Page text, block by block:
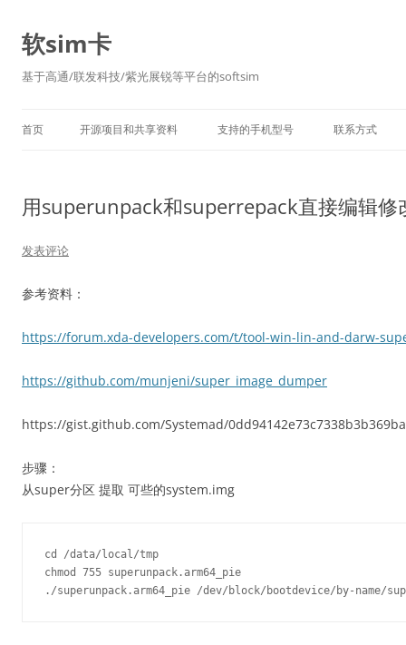
软sim卡
基于高通/联发科技/紫光展锐等平台的softsim
首页 开源项目和共享资料 支持的手机型号 联系方式
用superunpack和superrepack直接编辑
发表评论
参考资料：
https://forum.xda-developers.com/t/tool-win-lin-and-darw-
https://github.com/munjeni/super_image_dumper
https://gist.github.com/Systemad/
步骤：
从super分区 提取 可些的system.img
cd /data/local/tmp
chmod 755 superunpack.arm64_pie